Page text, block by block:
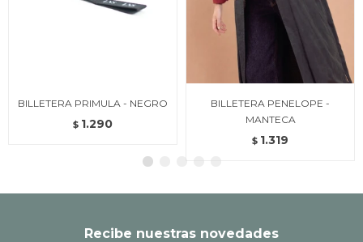
BILLETERA PRIMULA - NEGRO
$ 1.290
BILLETERA PENELOPE -
MANTECA
$ 1.319
Recibe nuestras novedades